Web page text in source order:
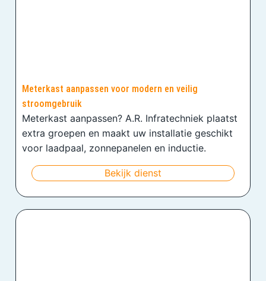
Meterkast aanpassen voor modern en veilig
stroomgebruik
Meterkast aanpassen? A.R. Infratechniek plaatst
extra groepen en maakt uw installatie geschikt
voor laadpaal, zonnepanelen en inductie.
Bekijk dienst